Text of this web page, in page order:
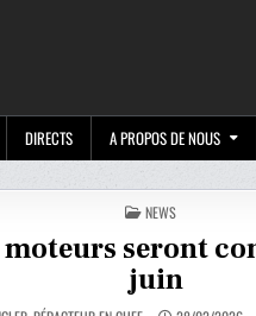
DIRECTS A PROPOS DE NOUS
POSTED
IN
NEWS
moteurs seront
juin